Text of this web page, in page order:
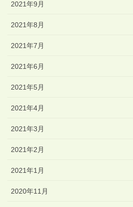
2021年9月
2021年8月
2021年7月
2021年6月
2021年5月
2021年4月
2021年3月
2021年2月
2021年1月
2020年11月